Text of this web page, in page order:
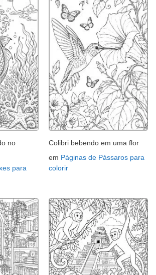
no
para
Colibri bebendo em uma flor
em Páginas de Pássaros para
colorir